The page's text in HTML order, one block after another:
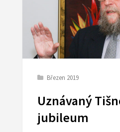
Březen 2019
Uznávaný
jubileum